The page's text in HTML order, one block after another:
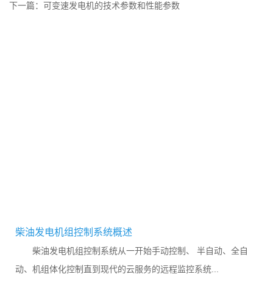
下一篇： 可变速发电机的技术参数和性能参数
柴油发电机组控制系统概述
柴油发电机组控制系统从一开始手动控制、 半自动、全自
动、机组体化控制直到现代的云服务的远程监控系统...